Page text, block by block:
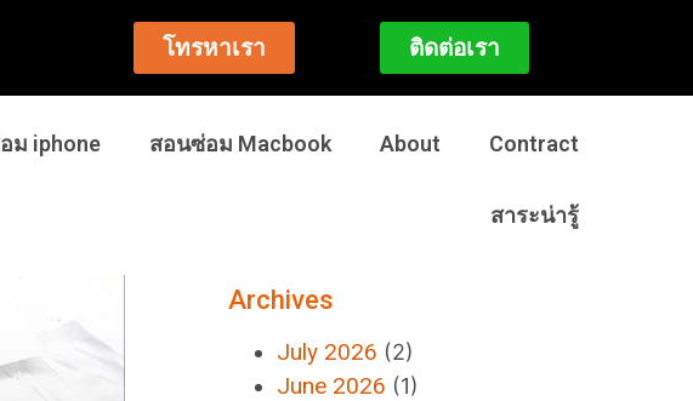
โทรหาเรา ติดต่อเรา
ม iphone สอนซ่อม Macbook About Contract
สาระน่ารู้
Archives
July 2026 (2)
June 2026 (1)